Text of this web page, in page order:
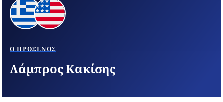
O ΠΡΌΞΕΝΟΣ
Λάμπρος Κακίσης